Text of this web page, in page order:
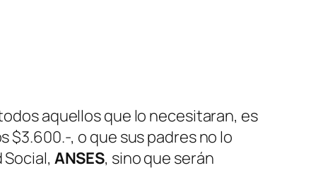
aquellos que lo necesitaran, es
$3.600.-, o que sus padres no lo
ANSES, sino que serán